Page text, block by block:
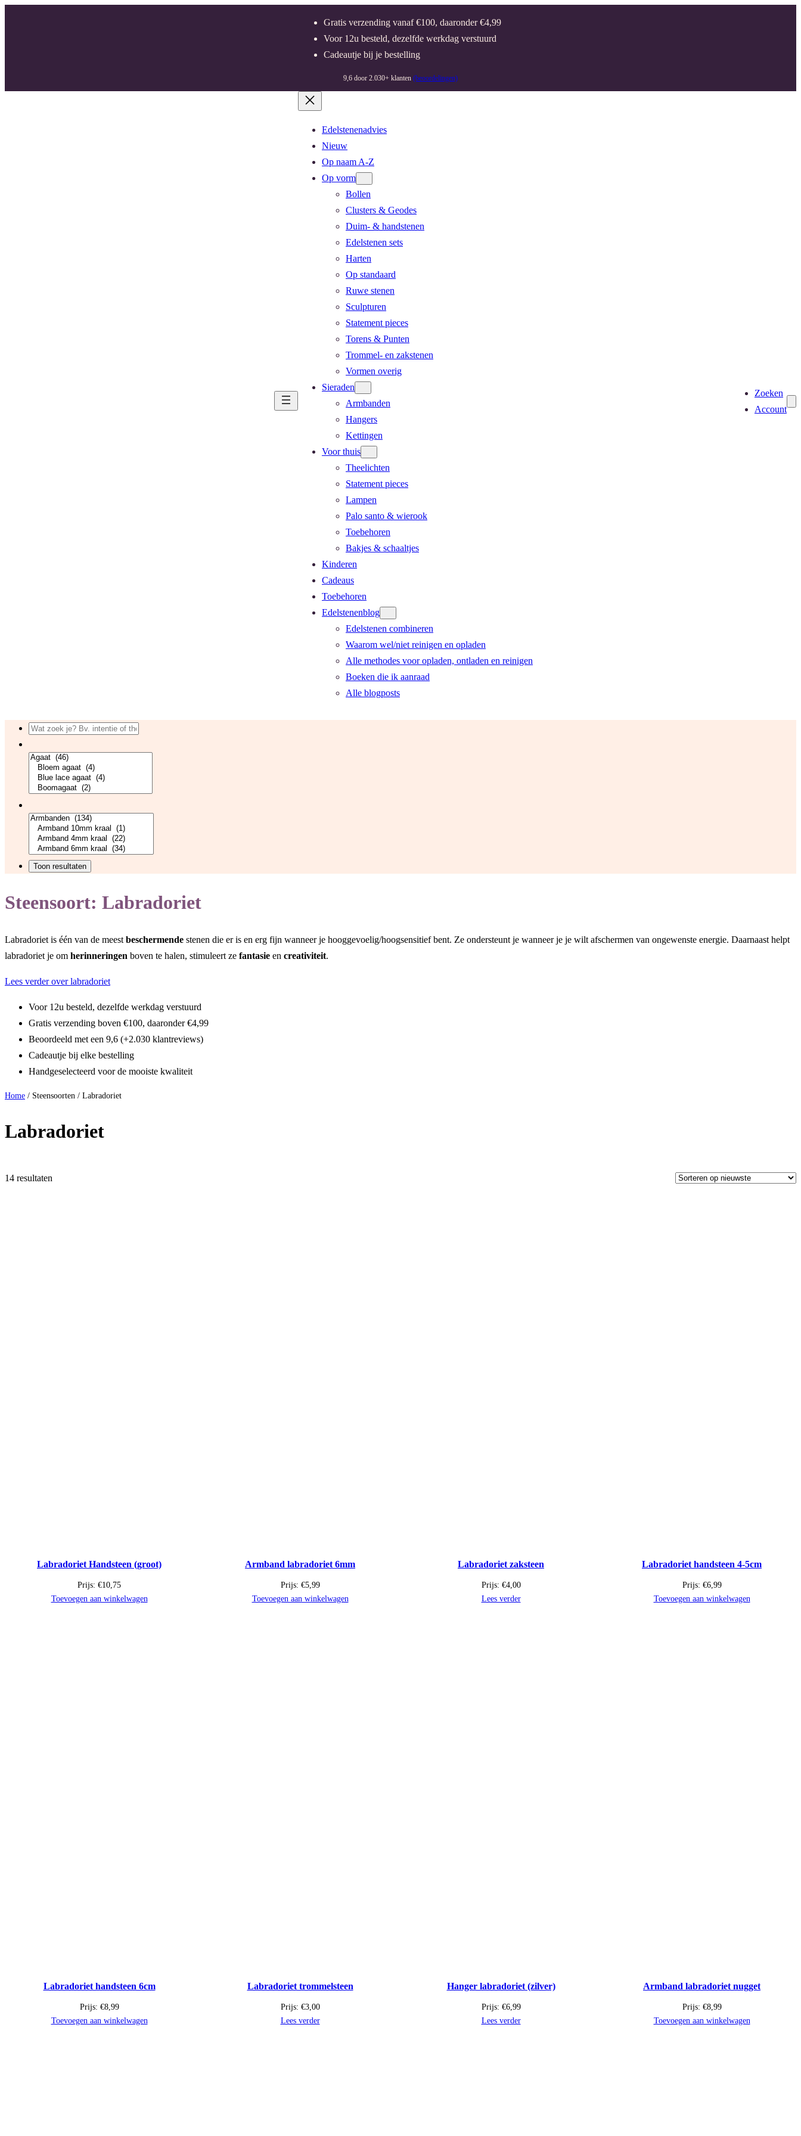
Gratis verzending vanaf €100, daaronder €4,99
Voor 12u besteld, dezelfde werkdag verstuurd
Cadeautje bij je bestelling
9,6 door 2.030+ klanten (beoordelingen)
Edelstenenadvies
Nieuw
Op naam A-Z
Op vorm
Bollen
Clusters & Geodes
Duim- & handstenen
Edelstenen sets
Harten
Op standaard
Ruwe stenen
Sculpturen
Statement pieces
Torens & Punten
Trommel- en zakstenen
Vormen overig
Sieraden
Armbanden
Hangers
Kettingen
Voor thuis
Theelichten
Statement pieces
Lampen
Palo santo & wierook
Toebehoren
Bakjes & schaaltjes
Kinderen
Cadeaus
Toebehoren
Edelstenenblog
Edelstenen combineren
Waarom wel/niet reinigen en opladen
Alle methodes voor opladen, ontladen en reinigen
Boeken die ik aanraad
Alle blogposts
Zoeken
Account
Steensoort: Labradoriet
Labradoriet is één van de meest beschermende stenen die er is en erg fijn wanneer je hooggevoelig/hoogsensitief bent. Ze ondersteunt je wanneer je je wilt afschermen van ongewenste energie. Daarnaast helpt
labradoriet je om herinneringen boven te halen, stimuleert ze fantasie en creativiteit.
Lees verder over labradoriet
Voor 12u besteld, dezelfde werkdag verstuurd
Gratis verzending boven €100, daaronder €4,99
Beoordeeld met een 9,6 (+2.030 klantreviews)
Cadeautje bij elke bestelling
Handgeselecteerd voor de mooiste kwaliteit
Home / Steensoorten / Labradoriet
Labradoriet
14 resultaten
Labradoriet Handsteen (groot)
Prijs: €10,75
Toevoegen aan winkelwagen
Armband labradoriet 6mm
Prijs: €5,99
Toevoegen aan winkelwagen
Labradoriet zaksteen
Prijs: €4,00
Lees verder
Labradoriet handsteen 4-5cm
Prijs: €6,99
Toevoegen aan winkelwagen
Labradoriet handsteen 6cm
Prijs: €8,99
Toevoegen aan winkelwagen
Labradoriet trommelsteen
Prijs: €3,00
Lees verder
Hanger labradoriet (zilver)
Prijs: €6,99
Lees verder
Armband labradoriet nugget
Prijs: €8,99
Toevoegen aan winkelwagen